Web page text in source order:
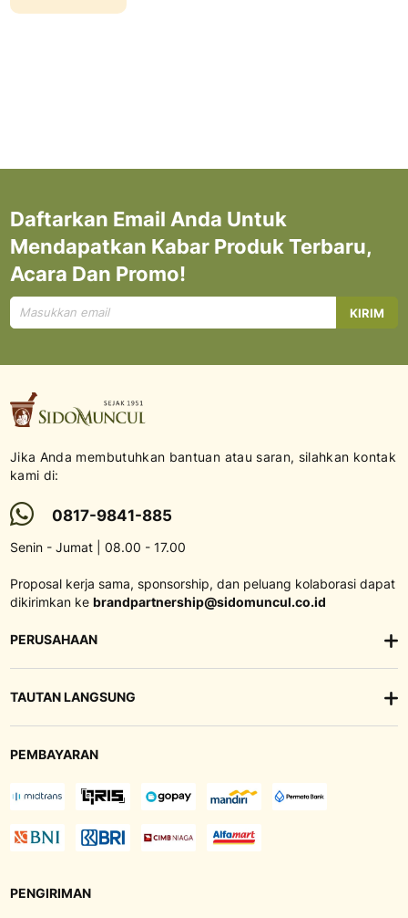
Daftarkan Email Anda Untuk
Mendapatkan Kabar Produk Terbaru,
Acara Dan Promo!
Mendaftar
untuk
KIRIM
Jika Anda membutuhkan bantuan atau saran, silahkan kontak
kami di:
0817-9841-885
Senin - Jumat | 08.00 - 17.00
Proposal kerja sama, sponsorship, dan peluang kolaborasi dapat
dikirimkan ke brandpartnership@sidomuncul.co.id
PERUSAHAAN
TAUTAN LANGSUNG
PEMBAYARAN
PENGIRIMAN